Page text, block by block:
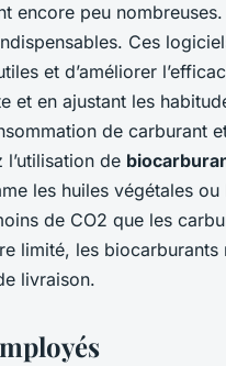
encore peu nombreuses.
Ces
et d’améliorer
et en ajustant les
de carburant
de
les huiles végétales ou
de CO2 que les
limité, les biocarburants
livraison.